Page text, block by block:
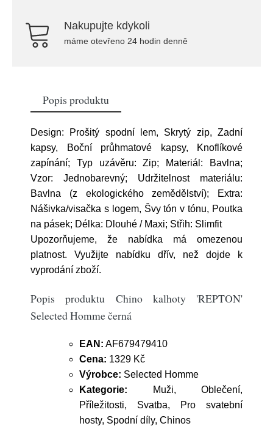
Nakupujte kdykoli
máme otevřeno 24 hodin denně
Popis produktu
Design: Prošitý spodní lem, Skrytý zip, Zadní
kapsy, Boční průhmatové kapsy, Knoflíkové
zapínání; Typ uzávěru: Zip; Materiál: Bavlna;
Vzor: Jednobarevný; Udržitelnost materiálu:
Bavlna (z ekologického zemědělství); Extra:
Nášivka/visačka s logem, Švy tón v tónu, Poutka
na pásek; Délka: Dlouhé / Maxi; Střih: Slimfit
Upozorňujeme, že nabídka má omezenou
platnost. Využijte nabídku dřív, než dojde k
vyprodání zboží.
Popis produktu Chino kalhoty 'REPTON'
Selected Homme černá
EAN: AF679479410
Cena: 1329 Kč
Výrobce: Selected Homme
Kategorie: Muži, Oblečení,
Příležitosti, Svatba, Pro svatební
hosty, Spodní díly, Chinos